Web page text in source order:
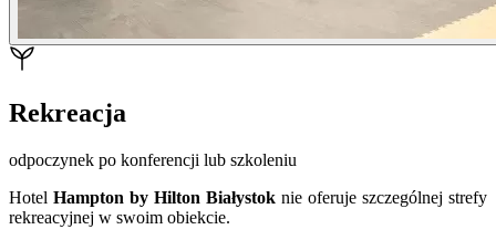
Rekreacja
odpoczynek po konferencji lub szkoleniu
Hotel Hampton by Hilton Białystok nie oferuje szczególnej strefy
rekreacyjnej w swoim obiekcie.